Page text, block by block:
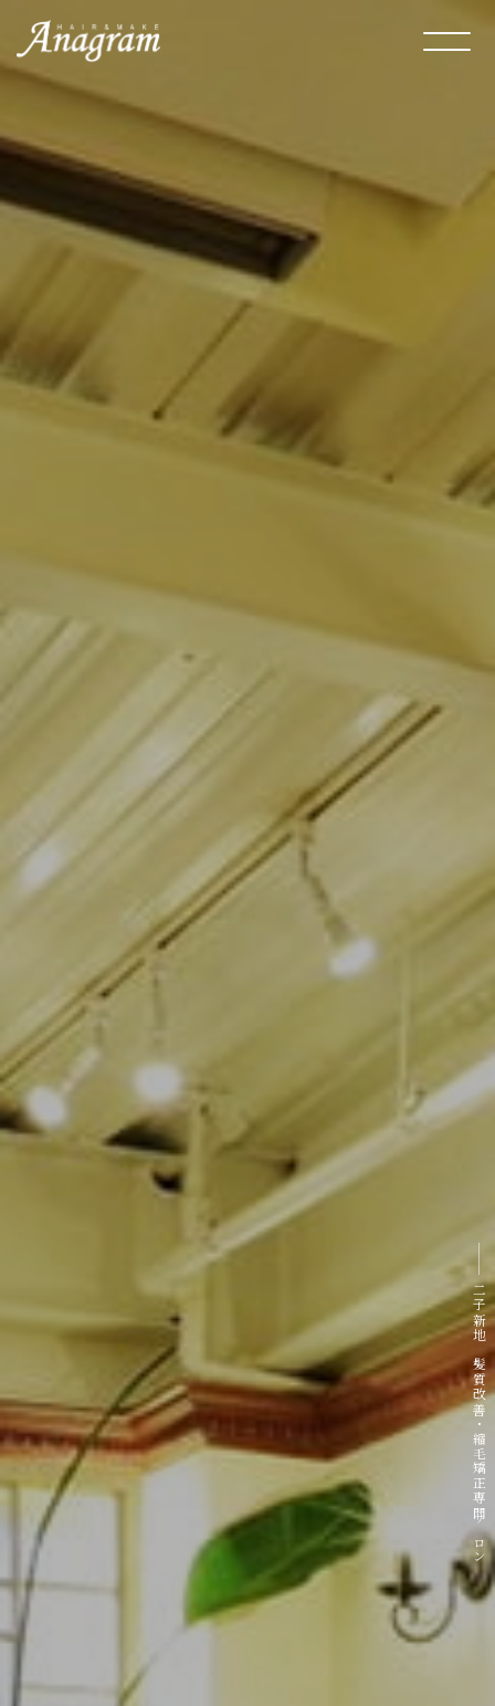
二子新地 髪質改善・縮毛矯正専門サロン